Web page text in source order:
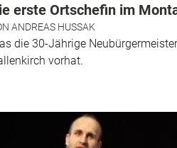
erste Ortschefin im
ANDREAS HUSSAK
die 30-Jährige
vorhat.